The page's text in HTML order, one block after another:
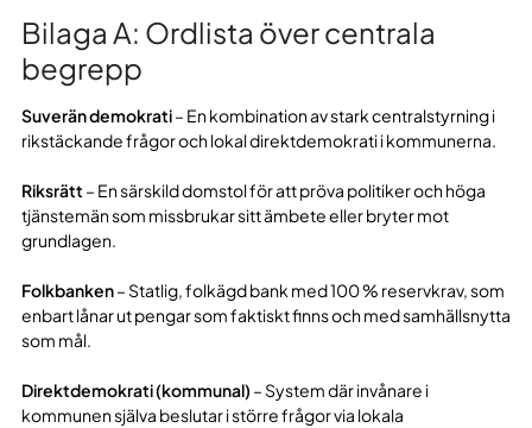
Bilaga A: Ordlista över centrala
begrepp
Suverän demokrati– En kombination av stark centralstyrning i
rikstäckande frågor och lokal direktdemokrati i kommunerna.
Riksrätt – En särskild domstol för att pröva politiker och höga
tjänstemän som missbrukar sitt ämbete eller bryter mot
grundlagen.
Folkbanken– Statlig, folkägd bank med 100 % reservkrav, som
enbart lånar ut pengar som faktiskt finns och med samhällsnytta
som mål.
Direktdemokrati (kommunal) – System där invånare i
kommunen själva beslutar i större frågor via lokala